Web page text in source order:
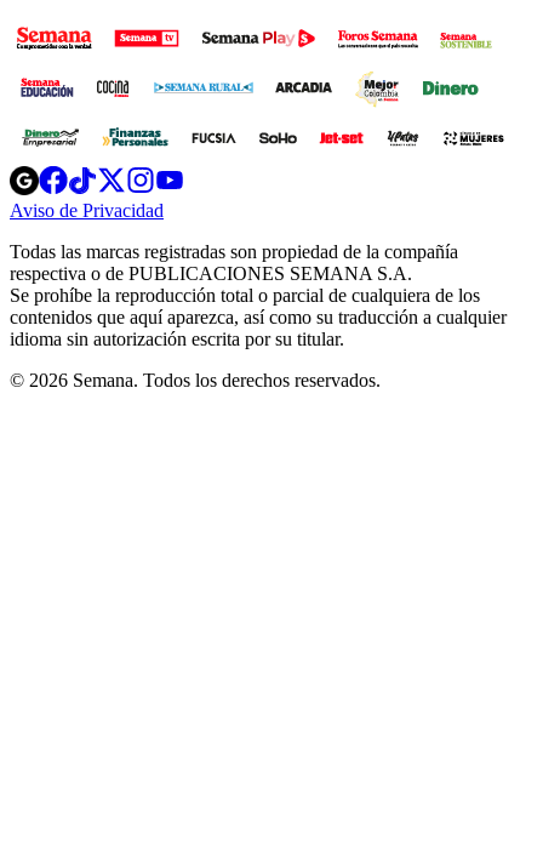
Opens
in
new
Opens
in
new
Opens
in
new
window
Opens
new
windowwindow
Aviso de Privacidad
new
window
Todas las marcas registradas son propiedad de la compañía
respectiva o de PUBLICACIONES SEMANA S.A.
Se prohíbe la reproducción total o parcial de cualquiera de los
contenidos que aquí aparezca, así como su traducción a cualquier
idioma sin autorización escrita por su titular.
© 2026 Semana. Todos los derechos reservados.